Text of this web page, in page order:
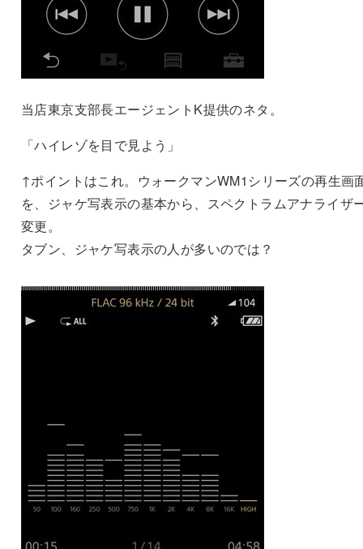
当店東京支部長エージェントK提供のネタ。
「ハイレゾを目で見よう」
↑ポイントはこれ。ウォークマンWM1シリーズの再生画
を、ジャケ写表示の基本から、スペクトラムアナライザ
変更。
タブン、ジャケ写表示の人が多いのでは？